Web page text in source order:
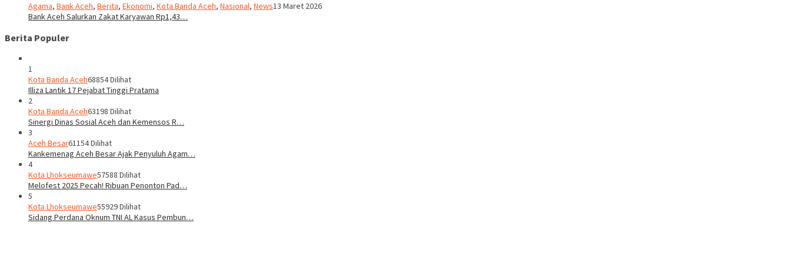
Agama, Bank Aceh, Berita, Ekonomi, Kota Banda Aceh, Nasional, News13 Maret 2026
Bank Aceh Salurkan Zakat Karyawan Rp1,43…
Berita Populer
1
Kota Banda Aceh68854 Dilihat
Illiza Lantik 17 Pejabat Tinggi Pratama
2
Kota Banda Aceh63198 Dilihat
Sinergi Dinas Sosial Aceh dan Kemensos R…
3
Aceh Besar61154 Dilihat
Kankemenag Aceh Besar Ajak Penyuluh Agam…
4
Kota Lhokseumawe57588 Dilihat
Melofest 2025 Pecah! Ribuan Penonton Pad…
5
Kota Lhokseumawe55929 Dilihat
Sidang Perdana Oknum TNI AL Kasus Pembun…